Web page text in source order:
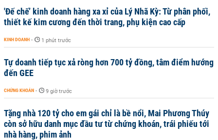
'Đế chế’ kinh doanh hàng xa xỉ của Lý Nhã Kỳ: Từ phân phối,
thiết kế kim cương đến thời trang, phụ kiện cao cấp
KINH DOANH - 1 phút trước
Tự doanh tiếp tục xả ròng hơn 700 tỷ đồng, tâm điểm hướng
đến GEE
CHỨNG KHOÁN - 9 giờ trước
Tặng nhà 120 tỷ cho em gái chỉ là bề nổi, Mai Phương Thúy
còn sở hữu danh mục đầu tư từ chứng khoán, trái phiếu tới
nhà hàng, phim ảnh